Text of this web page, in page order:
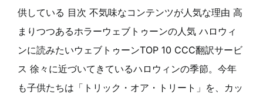
供している 目次 不気味なコンテンツが人気な理由 高
まりつつあるホラーウェブトゥーンの人気 ハロウィ
ンに読みたいウェブトゥーンTOP 10 CCC翻訳サービ
ス 徐々に近づいてきているハロウィンの季節。今年
も子供たちは「トリック・オア・トリート」を、カッ